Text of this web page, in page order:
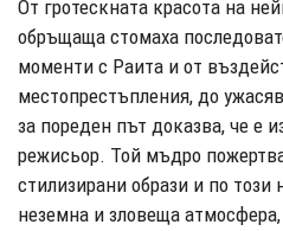
От гротескната красота на
обръщаща стомаха
моменти с Раита и от
местопрестъпления, до
за пореден път доказва, че е
режисьор. Той мъдро
стилизирани образи и по
неземна и зловеща